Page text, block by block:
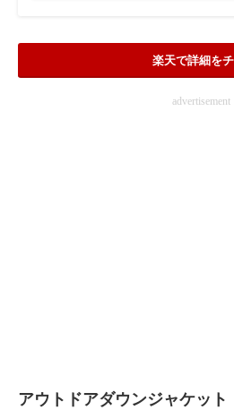
楽天で詳細を
advertisement
アウトドアダウンジャケット